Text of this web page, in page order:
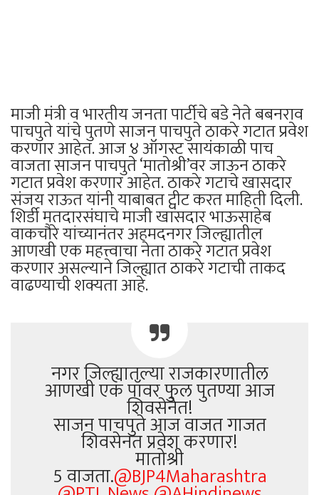
माजी मंत्री व भारतीय जनता पार्टीचे बडे नेते बबनराव
पाचपुते यांचे पुतणे साजन पाचपुते ठाकरे गटात प्रवेश
करणार आहेत. आज ४ ऑगस्ट सायंकाळी पाच
वाजता साजन पाचपुते ‘मातोश्री’वर जाऊन ठाकरे
गटात प्रवेश करणार आहेत. ठाकरे गटाचे खासदार
संजय राऊत यांनी याबाबत ट्वीट करत माहिती दिली.
शिर्डी मतदारसंघाचे माजी खासदार भाऊसाहेब
वाकचौरे यांच्यानंतर अहमदनगर जिल्ह्यातील
आणखी एक महत्त्वाचा नेता ठाकरे गटात प्रवेश
करणार असल्याने जिल्ह्यात ठाकरे गटाची ताकद
वाढण्याची शक्यता आहे.
नगर जिल्ह्यातल्या राजकारणातील
आणखी एक पॉवर फुल पुतण्या आज
शिवसेनेत!
साजन पाचपुते आज वाजत गाजत
शिवसेनत प्रवेश करणार!
मातोश्री
5 वाजता.@BJP4Maharashtra